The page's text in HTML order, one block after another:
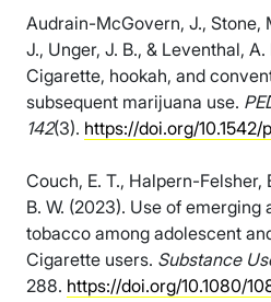
Audrain-McGovern, J., Stone,
J., Unger, J. B., & Leventhal,
Cigarette, hookah, and
subsequent marijuana use.
142(3). https://doi.org/10.1542/
Couch, E. T., Halpern-Felsher,
B. W. (2023). Use of
tobacco among adolescent
Cigarette users. Substance
288. https://doi.org/10.1080/